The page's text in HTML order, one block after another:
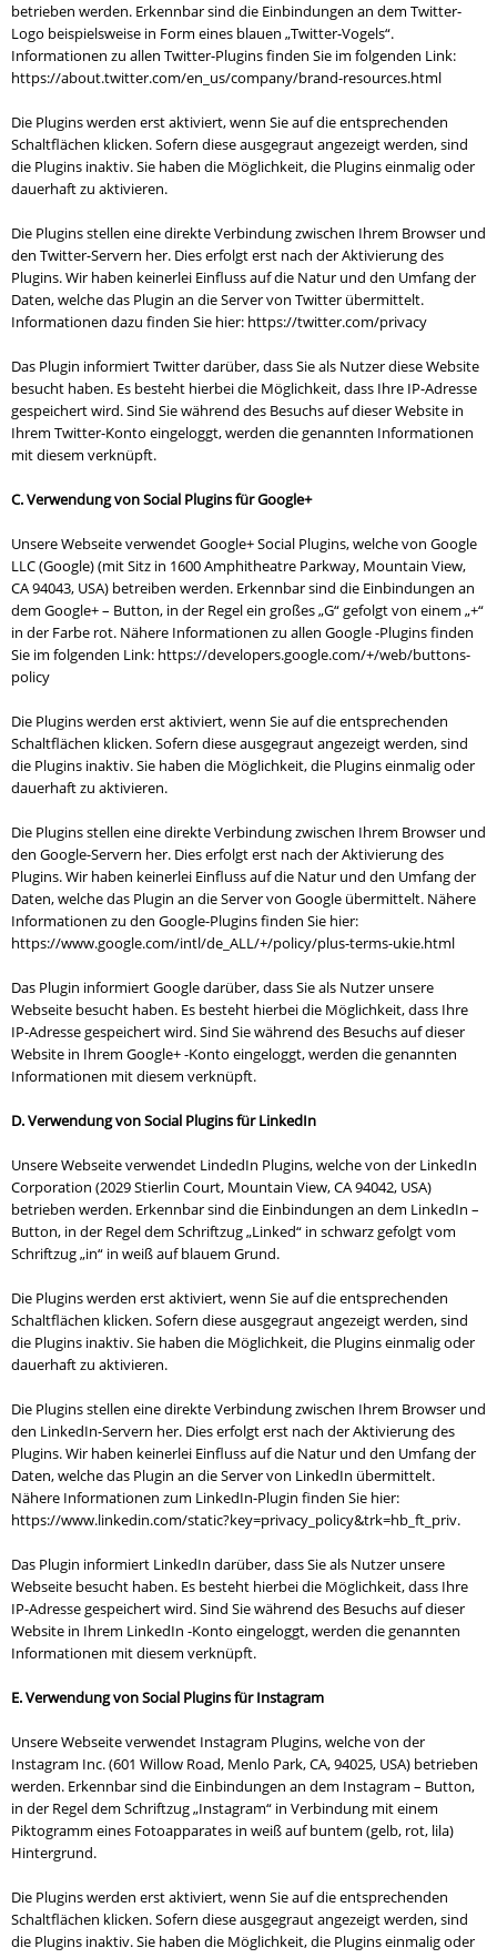
betrieben werden. Erkennbar sind die Einbindungen an dem Twitter-
Logo beispielsweise in Form eines blauen „Twitter-Vogels“.
Informationen zu allen Twitter-Plugins finden Sie im folgenden Link:
https://about.twitter.com/en_us/company/brand-resources.html
Die Plugins werden erst aktiviert, wenn Sie auf die entsprechenden
Schaltflächen klicken. Sofern diese ausgegraut angezeigt werden, sind
die Plugins inaktiv. Sie haben die Möglichkeit, die Plugins einmalig oder
dauerhaft zu aktivieren.
Die Plugins stellen eine direkte Verbindung zwischen Ihrem Browser und
den Twitter-Servern her. Dies erfolgt erst nach der Aktivierung des
Plugins. Wir haben keinerlei Einfluss auf die Natur und den Umfang der
Daten, welche das Plugin an die Server von Twitter übermittelt.
Informationen dazu finden Sie hier: https://twitter.com/privacy
Das Plugin informiert Twitter darüber, dass Sie als Nutzer diese Website
besucht haben. Es besteht hierbei die Möglichkeit, dass Ihre IP-Adresse
gespeichert wird. Sind Sie während des Besuchs auf dieser Website in
Ihrem Twitter-Konto eingeloggt, werden die genannten Informationen
mit diesem verknüpft.
C. Verwendung von Social Plugins für Google+
Unsere Webseite verwendet Google+ Social Plugins, welche von Google
LLC (Google) (mit Sitz in 1600 Amphitheatre Parkway, Mountain View,
CA 94043, USA) betreiben werden. Erkennbar sind die Einbindungen an
dem Google+ – Button, in der Regel ein großes „G“ gefolgt von einem „+“
in der Farbe rot. Nähere Informationen zu allen Google -Plugins finden
Sie im folgenden Link: https://developers.google.com/+/web/buttons-
policy
Die Plugins werden erst aktiviert, wenn Sie auf die entsprechenden
Schaltflächen klicken. Sofern diese ausgegraut angezeigt werden, sind
die Plugins inaktiv. Sie haben die Möglichkeit, die Plugins einmalig oder
dauerhaft zu aktivieren.
Die Plugins stellen eine direkte Verbindung zwischen Ihrem Browser und
den Google-Servern her. Dies erfolgt erst nach der Aktivierung des
Plugins. Wir haben keinerlei Einfluss auf die Natur und den Umfang der
Daten, welche das Plugin an die Server von Google übermittelt. Nähere
Informationen zu den Google-Plugins finden Sie hier:
https://www.google.com/intl/de_ALL/+/policy/plus-terms-ukie.html
Das Plugin informiert Google darüber, dass Sie als Nutzer unsere
Webseite besucht haben. Es besteht hierbei die Möglichkeit, dass Ihre
IP-Adresse gespeichert wird. Sind Sie während des Besuchs auf dieser
Website in Ihrem Google+ -Konto eingeloggt, werden die genannten
Informationen mit diesem verknüpft.
D. Verwendung von Social Plugins für LinkedIn
Unsere Webseite verwendet LindedIn Plugins, welche von der LinkedIn
Corporation (2029 Stierlin Court, Mountain View, CA 94042, USA)
betrieben werden. Erkennbar sind die Einbindungen an dem LinkedIn –
Button, in der Regel dem Schriftzug „Linked“ in schwarz gefolgt vom
Schriftzug „in“ in weiß auf blauem Grund.
Die Plugins werden erst aktiviert, wenn Sie auf die entsprechenden
Schaltflächen klicken. Sofern diese ausgegraut angezeigt werden, sind
die Plugins inaktiv. Sie haben die Möglichkeit, die Plugins einmalig oder
dauerhaft zu aktivieren.
Die Plugins stellen eine direkte Verbindung zwischen Ihrem Browser und
den LinkedIn-Servern her. Dies erfolgt erst nach der Aktivierung des
Plugins. Wir haben keinerlei Einfluss auf die Natur und den Umfang der
Daten, welche das Plugin an die Server von LinkedIn übermittelt.
Nähere Informationen zum LinkedIn-Plugin finden Sie hier:
https://www.linkedin.com/static?key=privacy_policy&trk=hb_ft_priv.
Das Plugin informiert LinkedIn darüber, dass Sie als Nutzer unsere
Webseite besucht haben. Es besteht hierbei die Möglichkeit, dass Ihre
IP-Adresse gespeichert wird. Sind Sie während des Besuchs auf dieser
Website in Ihrem LinkedIn -Konto eingeloggt, werden die genannten
Informationen mit diesem verknüpft.
E. Verwendung von Social Plugins für Instagram
Unsere Webseite verwendet Instagram Plugins, welche von der
Instagram Inc. (601 Willow Road, Menlo Park, CA, 94025, USA) betrieben
werden. Erkennbar sind die Einbindungen an dem Instagram – Button,
in der Regel dem Schriftzug „Instagram“ in Verbindung mit einem
Piktogramm eines Fotoapparates in weiß auf buntem (gelb, rot, lila)
Hintergrund.
Die Plugins werden erst aktiviert, wenn Sie auf die entsprechenden
Schaltflächen klicken. Sofern diese ausgegraut angezeigt werden, sind
die Plugins inaktiv. Sie haben die Möglichkeit, die Plugins einmalig oder